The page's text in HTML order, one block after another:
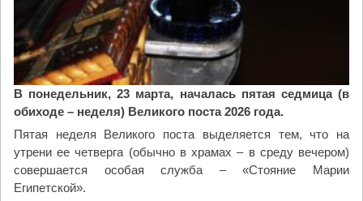
ы
х
д
е
л
"
В понедельник, 23 марта, началась пятая седмица (в
обиходе – неделя) Великого поста 2026 года.
Пятая неделя Великого поста выделяется тем, что на
утрени ее четверга (обычно в храмах – в среду вечером)
совершается особая служба – «Стояние Марии
Египетской».